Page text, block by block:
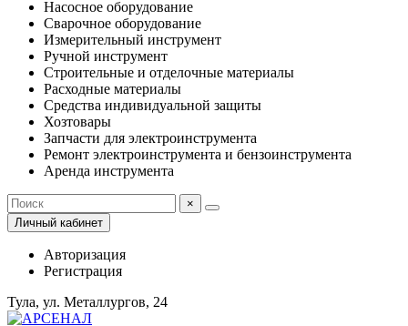
Насосное оборудование
Сварочное оборудование
Измерительный инструмент
Ручной инструмент
Строительные и отделочные материалы
Расходные материалы
Средства индивидуальной защиты
Хозтовары
Запчасти для электроинструмента
Ремонт электроинструмента и бензоинструмента
Аренда инструмента
×
Личный кабинет
Авторизация
Регистрация
Тула, ул. Металлургов, 24